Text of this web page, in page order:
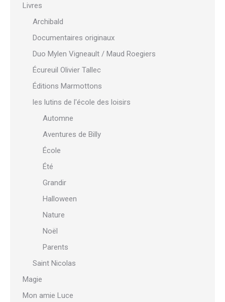
Livres
Archibald
Documentaires originaux
Duo Mylen Vigneault / Maud Roegiers
Écureuil Olivier Tallec
Éditions Marmottons
les lutins de l'école des loisirs
Automne
Aventures de Billy
École
Été
Grandir
Halloween
Nature
Noël
Parents
Saint Nicolas
Magie
Mon amie Luce